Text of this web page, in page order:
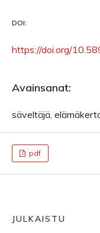
DOI:
https://doi.org/
Avainsanat:
säveltäjä,
pdf
JULKAISTU